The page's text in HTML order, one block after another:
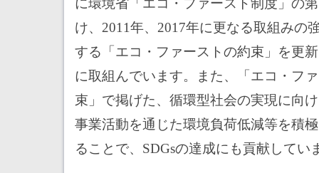
に環境省「エコ・ファースト制度」の
け、2011年、2017年に更なる取組みの
する「エコ・ファーストの約束」を更
に取組んでいます。また、「エコ・フ
束」で掲げた、循環型社会の実現に向
事業活動を通じた環境負荷低減等を積
ることで、SDGsの達成にも貢献してい